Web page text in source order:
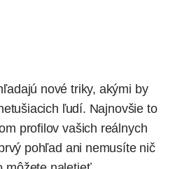
nové triky, akými by
ľudí. Najnovšie to
profilov vašich reálnych
pohľad ani nemusíte nič